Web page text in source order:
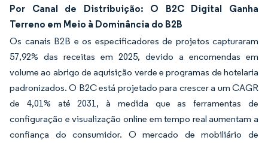
Por Canal de Distribuição: O B2C Digital Ganha
Terreno em Meio à Dominância do B2B
Os canais B2B e os especificadores de projetos capturaram
57,92% das receitas em 2025, devido a encomendas em
volume ao abrigo de aquisição verde e programas de hotelaria
padronizados. O B2C está projetado para crescer a um CAGR
de 4,01% até 2031, à medida que as ferramentas de
configuração e visualização online em tempo real aumentam a
confiança do consumidor. O mercado de mobiliário de